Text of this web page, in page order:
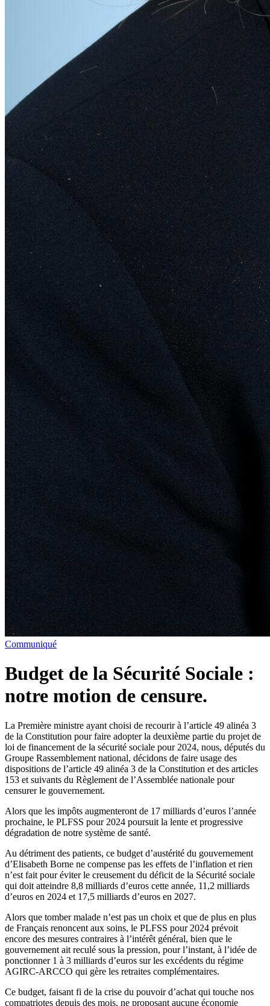
Communiqué
Budget de la Sécurité Sociale :
notre motion de censure.
La Première ministre ayant choisi de recourir à l’article 49 alinéa 3
de la Constitution pour faire adopter la deuxième partie du projet de
loi de financement de la sécurité sociale pour 2024, nous, députés du
Groupe Rassemblement national, décidons de faire usage des
dispositions de l’article 49 alinéa 3 de la Constitution et des articles
153 et suivants du Règlement de l’Assemblée nationale pour
censurer le gouvernement.
Alors que les impôts augmenteront de 17 milliards d’euros l’année
prochaine, le PLFSS pour 2024 poursuit la lente et progressive
dégradation de notre système de santé.
Au détriment des patients, ce budget d’austérité du gouvernement
d’Elisabeth Borne ne compense pas les effets de l’inflation et rien
n’est fait pour éviter le creusement du déficit de la Sécurité sociale
qui doit atteindre 8,8 milliards d’euros cette année, 11,2 milliards
d’euros en 2024 et 17,5 milliards d’euros en 2027.
Alors que tomber malade n’est pas un choix et que de plus en plus
de Français renoncent aux soins, le PLFSS pour 2024 prévoit
encore des mesures contraires à l’intérêt général, bien que le
gouvernement ait reculé sous la pression, pour l’instant, à l’idée de
ponctionner 1 à 3 milliards d’euros sur les excédents du régime
AGIRC-ARCCO qui gère les retraites complémentaires.
Ce budget, faisant fi de la crise du pouvoir d’achat qui touche nos
compatriotes depuis des mois, ne proposant aucune économie